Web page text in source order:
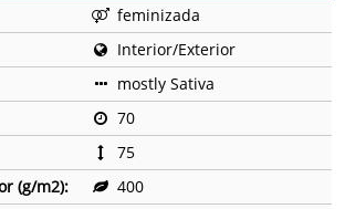
feminizada
Interior/Exterior
mostly Sativa
70
75
(g/m2):
400